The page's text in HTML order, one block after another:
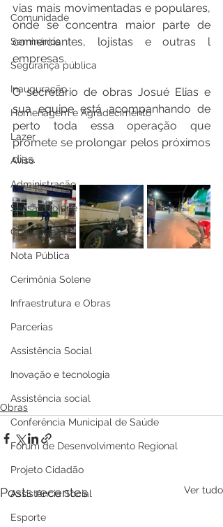
Comunidade
Seminários
Segurança pública
Inauguração
Homenagem e Agradecimento
Lazer
Aviso
Administração
Sessão Solene
Comunicação
Nota Pública
Cerimônia Solene
Infraestrutura e Obras
Parcerias
Assistência Social
Inovação e tecnologia
Assistência social
Conferência Municipal de Saúde
Fórum de Desenvolvimento Regional
Projeto Cidadão
Assistência Social
Esporte
vias mais movimentadas e populares,
onde se concentra maior parte de
comerciantes, lojistas e outras l
empresas.
O secretário de obras Josué Elias e
sua equipe está acompanhando de
perto toda essa operação que
promete se prolongar pelos próximos
dias.
Obras
Posts recentes Ver tudo